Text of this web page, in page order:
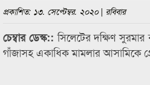
প্রকাশিত: ১৩. সেপ্টেম্বর. ২০২০ | রবিবার
চেম্বার ডেস্ক::সিলেটের দক্ষিণ
গাঁজাসহ একাধিক মামলার আসামিকে